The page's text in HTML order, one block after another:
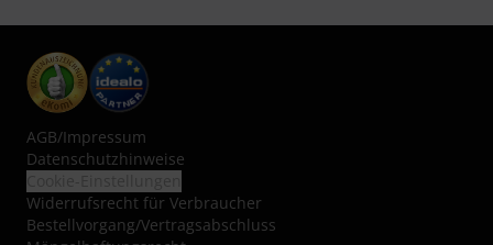
AGB/Impressum
Datenschutzhinweise
Widerrufsrecht für Verbraucher
Bestellvorgang/Vertragsabschluss